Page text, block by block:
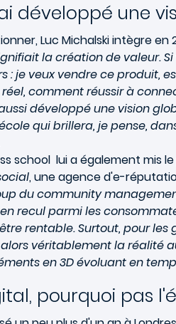
développé une
Luc Michalski intègre
la création de valeur.
: je veux vendre ce produit,
comment réussir à
développé une vision
qui brillera, je pense,
school lui a également mis
, une agence d'e-
du community
recul parmi les
rentable. Surtout, pour
véritablement la réalité
en 3D évoluant en
pourquoi pas